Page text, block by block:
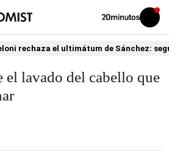
Volver
Iniciar
sesión
rechaza el ultimátum de Sánchez:
el lavado del cabello que